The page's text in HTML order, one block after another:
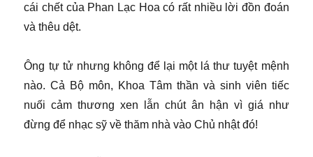
cái chết của Phan Lạc Hoa có rất nhiều lời đồn đoán
và thêu dệt.
Ông tự tử nhưng không để lại một lá thư tuyệt mệnh
nào. Cả Bộ môn, Khoa Tâm thần và sinh viên tiếc
nuối cảm thương xen lẫn chút ân hận vì giá như
đừng để nhạc sỹ về thăm nhà vào Chủ nhật đó!